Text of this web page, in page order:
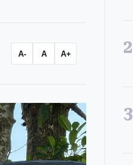
A- A A+ 2
3